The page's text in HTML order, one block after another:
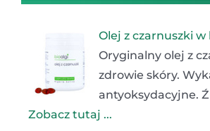
Olej z czarnuszki w
Oryginalny olej z
zdrowie skóry.
antyoksydacyjne.
Zobacz tutaj ...